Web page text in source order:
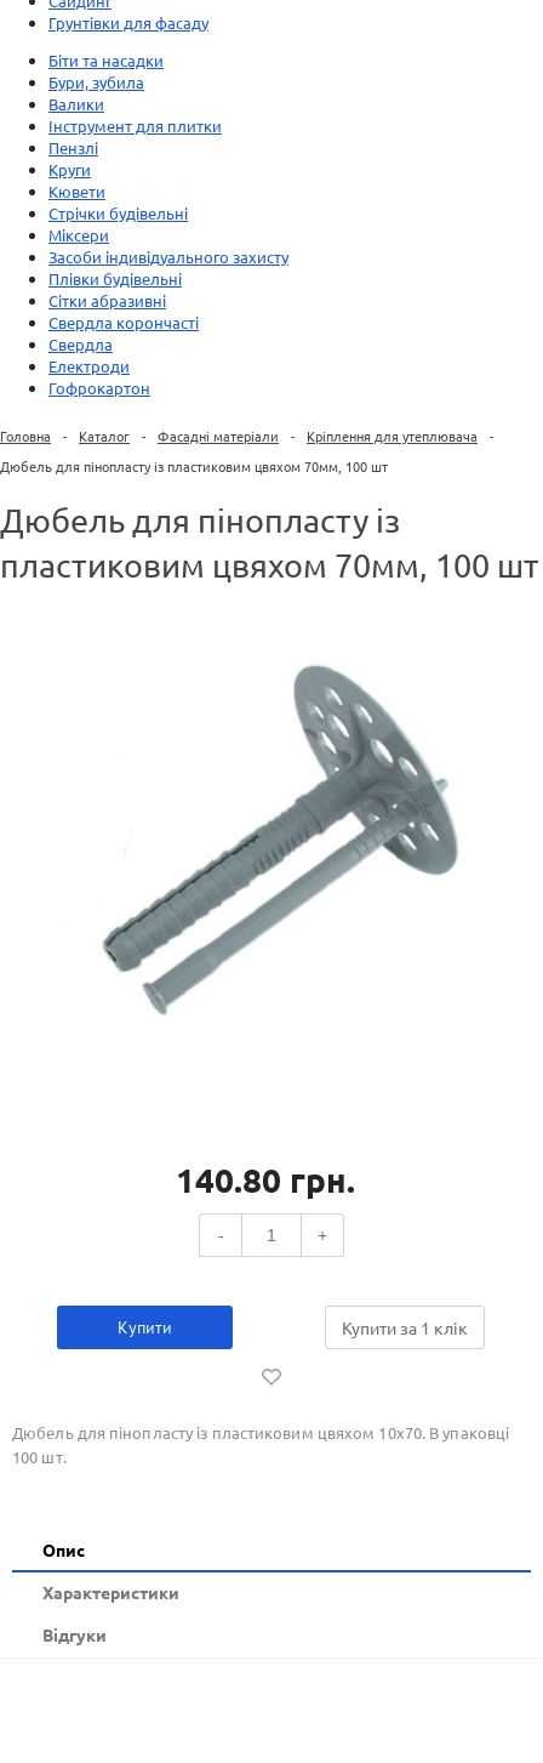
Грунтівки для фасаду
Біти та насадки
Бури, зубила
Валики
Інструмент для плитки
Пензлі
Круги
Кювети
Стрічки будівельні
Міксери
Засоби індивідуального захисту
Плівки будівельні
Сітки абразивні
Свердла корончасті
Свердла
Електроди
Гофрокартон
Головна - Каталог - Фасадні матеріали - Кріплення для утеплювача
-
Дюбель для пінопласту із пластиковим цвяхом 70мм, 100 шт
Дюбель для пінопласту із
пластиковим цвяхом 70мм, 100 шт
140.80 грн.
- +
Купити Купити за 1 клiк
Дюбель для пінопласту із пластиковим цвяхом 10х70. В упаковці
100 шт.
Опис
Xарактеристики
Відгуки